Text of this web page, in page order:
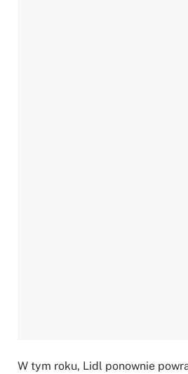
W tym roku, Lidl ponownie